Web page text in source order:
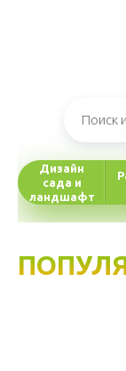
Дизайн
сада и
ландшафт